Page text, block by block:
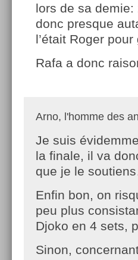
lors de sa
donc presque
l’était Roger
Rafa a donc
Arno, l'homme des
Je suis
la finale, il va
que je le
Enfin bon, on
peu plus
Djoko en 4 sets,
Sinon,